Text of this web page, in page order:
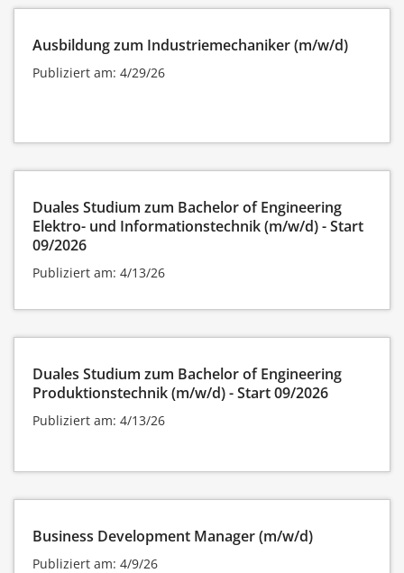
Ausbildung zum Industriemechaniker (m/w/d)
Publiziert am: 4/29/26
Duales Studium zum Bachelor of Engineering
Elektro- und Informationstechnik (m/w/d) - Start
09/2026
Publiziert am: 4/13/26
Duales Studium zum Bachelor of Engineering
Produktionstechnik (m/w/d) - Start 09/2026
Publiziert am: 4/13/26
Business Development Manager (m/w/d)
Publiziert am: 4/9/26